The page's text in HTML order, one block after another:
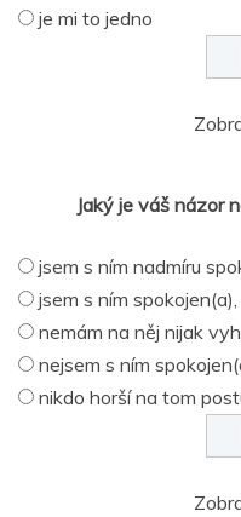
je mi to jedno
Jaký je váš názor
jsem s ním nadmíru
jsem s ním
nemám na něj nijak
nejsem s ním
nikdo horší na tom